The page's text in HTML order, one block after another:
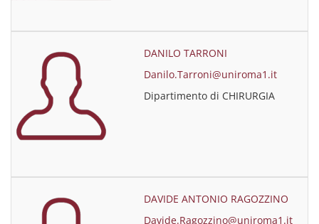
DANILO TARRONI
Danilo.Tarroni@uniroma1.it
Dipartimento di CHIRURGIA
DAVIDE ANTONIO RAGOZZINO
Davide.Ragozzino@uniroma1.it